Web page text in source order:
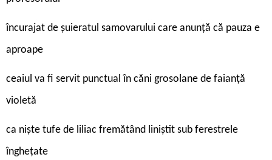
încurajat de şuieratul samovarului care anunţă că pauza e
aproape
ceaiul va fi servit punctual în căni grosolane de faianţă
violetă
ca nişte tufe de liliac fremătând liniştit sub ferestrele
îngheţate